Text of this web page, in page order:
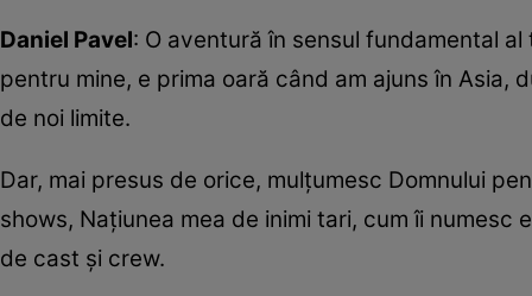
Daniel Pavel: O aventură în sensul fundamental
pentru mine, e prima oară când am ajuns în Asia,
de noi limite.
Dar, mai presus de orice, mulțumesc Domnului
shows, Națiunea mea de inimi tari, cum îi
de cast și crew.